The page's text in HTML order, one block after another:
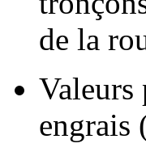
de la
Valeurs